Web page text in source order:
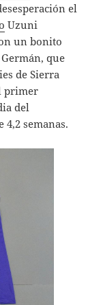
el
Uzuni
un bonito
que
de Sierra
primer
del
4,2 semanas.